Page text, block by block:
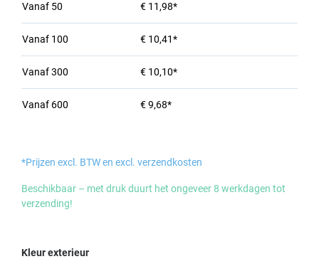
Vanaf 50 € 11,98*
Vanaf 100 € 10,41*
Vanaf300 € 10,10*
Vanaf 600 € 9,68*
*Prijzen excl. BTW en excl. verzendkosten
Beschikbaar – met druk duurt het ongeveer 8 werkdagen tot
verzending!
Selecteer
Kleur exterieur